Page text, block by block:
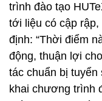
trình đào tạo
tới liệu có cập
định: “Thời điểm
động, thuận lợi
tác chuẩn bị tuyển
khai chương trình